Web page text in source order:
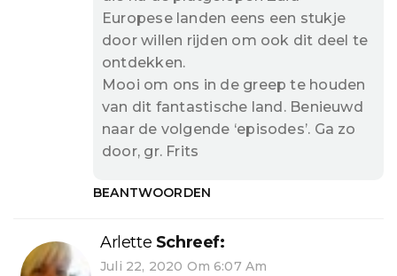
Europese landen eens een stukje
door willen rijden om ook dit deel te
ontdekken.
Mooi om ons in de greep te houden
van dit fantastische land. Benieuwd
naar de volgende ‘episodes’. Ga zo
door, gr. Frits
BEANTWOORDEN
Arlette Schreef:
Juli 22, 2020 Om 6:07 Am